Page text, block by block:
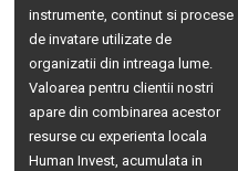
instrumente, continut si procese
de invatare utilizate de
organizatii din intreaga lume.
Valoarea pentru clientii nostri
apare din combinarea acestor
resurse cu experienta locala
Human Invest, acumulata in